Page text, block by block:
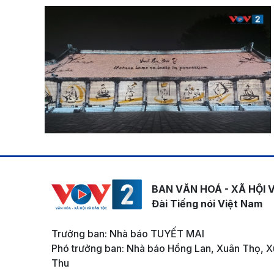
BAN VĂN HOÁ - XÃ HỘI
Đài Tiếng nói Việt Nam
Trưởng ban: Nhà báo TUYẾT MAI
Phó trưởng ban: Nhà báo Hồng Lan, Xuân Thọ,
Thu